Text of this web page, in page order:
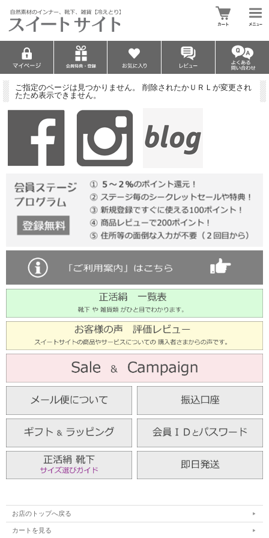
ご指定のページは見つかりません。 削除されたかＵＲＬが変更され
たため表示できません。
お店のトップへ戻る
カートを見る